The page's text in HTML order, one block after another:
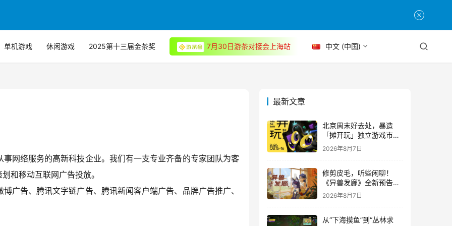
单机游戏 休闲游戏 2025第十三届金茶奖 7月30日游茶对接会上海站 中文 (中国)
网络服务的高新科技企业。我们有一支专业齐备的专家团队为客
和移动互联网广告投放。
广告、腾讯文字链广告、腾讯新闻客户端广告、品牌广告推广、
最新文章
北京周末好去处，暴造
「摊开玩」独立游戏市集
正式开票！
2026年8月7日
修剪皮毛，听些闲聊！
《异兽发廊》全新预告与
Steam免费试玩公开
2026年8月7日
从“下海摸鱼”到“丛林求